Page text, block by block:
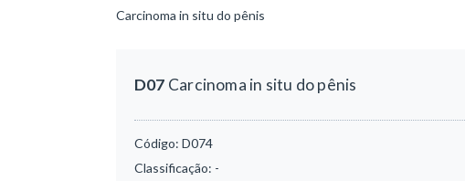
Carcinoma in situ do pênis
D07 Carcinoma in situ do pênis
Código: D074
Classificação: -